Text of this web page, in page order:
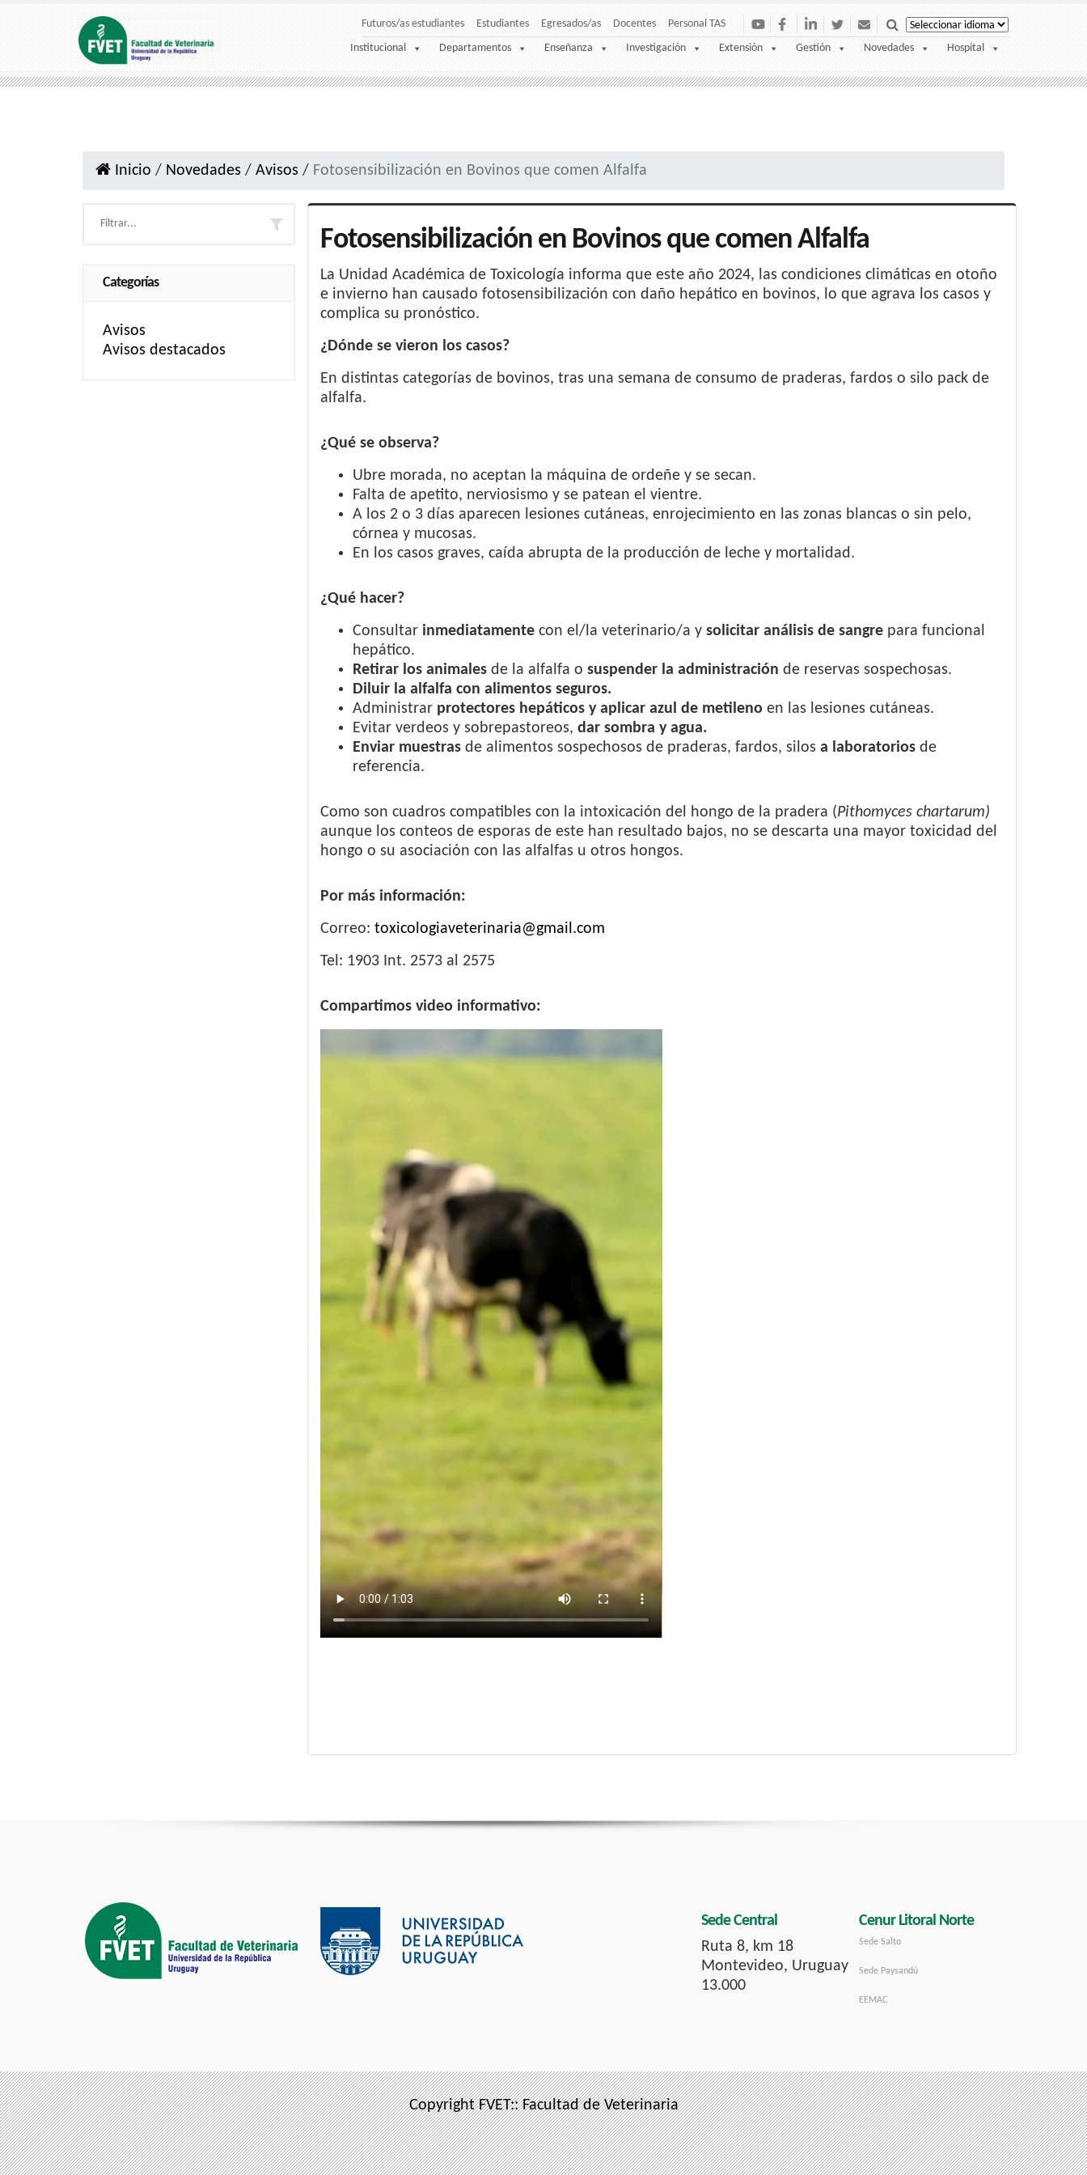
Futuros/as estudiantes Estudiantes Egresados/as Docentes Personal TAS
Institucional Departamentos Enseñanza Investigación Extensión Gestión Novedades Hospital
Inicio / Novedades / Avisos / Fotosensibilización en Bovinos que comen Alfalfa
Categorías
Avisos
Avisos destacados
Fotosensibilización en Bovinos que comen Alfalfa
La Unidad Académica de Toxicología informa que este año 2024, las condiciones climáticas en otoño
e invierno han causado fotosensibilización con daño hepático en bovinos, lo que agrava los casos y
complica su pronóstico.
¿Dónde se vieron los casos?
En distintas categorías de bovinos, tras una semana de consumo de praderas, fardos o silo pack de
alfalfa.
¿Qué se observa?
Ubre morada, no aceptan la máquina de ordeñe y se secan.
Falta de apetito, nerviosismo y se patean el vientre.
A los 2 o 3 días aparecen lesiones cutáneas, enrojecimiento en las zonas blancas o sin pelo,
córnea y mucosas.
En los casos graves, caída abrupta de la producción de leche y mortalidad.
¿Qué hacer?
Consultarinmediatamentecon el/la veterinario/a y solicitar análisis de sangrepara funcional
hepático.
Retirar los animalesde la alfalfa o suspender la administración de reservas sospechosas.
Diluir la alfalfa con alimentos seguros.
Administrar protectores hepáticos y aplicar azul de metileno en las lesiones cutáneas.
Evitar verdeos y sobrepastoreos, dar sombra y agua.
Enviar muestras de alimentos sospechosos de praderas, fardos, silos a laboratorios de
referencia.
Como son cuadros compatibles con la intoxicación del hongo de la pradera (Pithomyces chartarum)
aunque los conteos de esporas de este han resultado bajos, no se descarta una mayor toxicidad del
hongo o su asociación con las alfalfas u otros hongos.
Por más información:
Correo: toxicologiaveterinaria@gmail.com
Tel: 1903 Int. 2573 al 2575
Compartimos video informativo:
Sede Central
Ruta 8, km 18
Montevideo, Uruguay
13.000
Cenur Litoral Norte
Sede Salto
Sede Paysandú
EEMAC
Copyright FVET:: Facultad de Veterinaria